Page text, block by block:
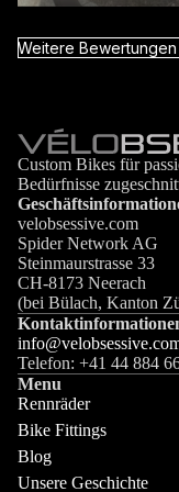
Weitere
Custom Bikes für
Bedürfnisse
velobsessive.com
Spider Network AG
Steinmaurstrasse 33
CH-8173 Neerach
(bei Bülach, Kanton
Telefon: +41 44 884
Menu
Rennräder
Bike Fittings
Blog
Unsere Geschichte